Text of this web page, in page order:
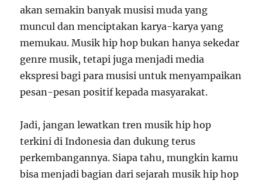
akan semakin banyak musisi muda yang
muncul dan menciptakan karya-karya yang
memukau. Musik hip hop bukan hanya sekedar
genre musik, tetapi juga menjadi media
ekspresi bagi para musisi untuk menyampaikan
pesan-pesan positif kepada masyarakat.
Jadi, jangan lewatkan tren musik hip hop
terkini di Indonesia dan dukung terus
perkembangannya. Siapa tahu, mungkin kamu
bisa menjadi bagian dari sejarah musik hip hop